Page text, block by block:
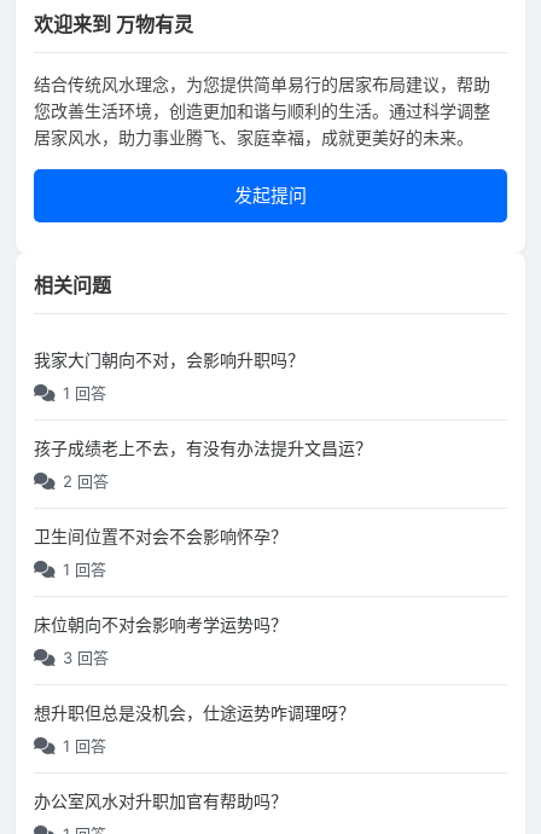
欢迎来到 万物有灵
结合传统风水理念，为您提供简单易行的居家布局建议，帮助
您改善生活环境，创造更加和谐与顺利的生活。通过科学调整
居家风水，助力事业腾飞、家庭幸福，成就更美好的未来。
发起提问
相关问题
我家大门朝向不对，会影响升职吗？
1 回答
孩子成绩老上不去，有没有办法提升文昌运？
2 回答
卫生间位置不对会不会影响怀孕？
1 回答
床位朝向不对会影响考学运势吗？
3 回答
想升职但总是没机会，仕途运势咋调理呀？
1 回答
办公室风水对升职加官有帮助吗？